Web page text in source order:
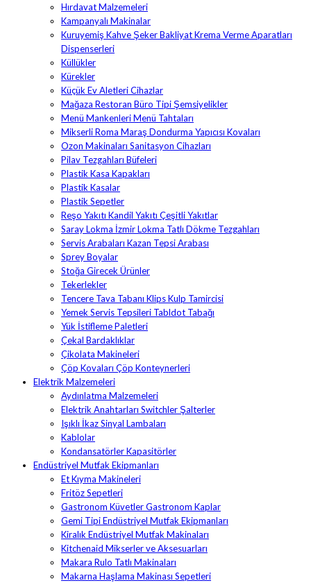
Hırdavat Malzemeleri
Kampanyalı Makinalar
Kuruyemiş Kahve Şeker Bakliyat Krema Verme Aparatları
Dispenserleri
Küllükler
Kürekler
Küçük Ev Aletleri Cihazlar
Mağaza Restoran Büro Tipi Şemsiyelikler
Menü Mankenleri Menü Tahtaları
Mikserli Roma Maraş Dondurma Yapıcısı Kovaları
Ozon Makinaları Sanitasyon Cihazları
Pilav Tezgahları Büfeleri
Plastik Kasa Kapakları
Plastik Kasalar
Plastik Sepetler
Reşo Yakıtı Kandil Yakıtı Çeşitli Yakıtlar
Saray Lokma İzmir Lokma Tatlı Dökme Tezgahları
Servis Arabaları Kazan Tepsi Arabası
Sprey Boyalar
Stoğa Girecek Ürünler
Tekerlekler
Tencere Tava Tabanı Klips Kulp Tamircisi
Yemek Servis Tepsileri Tabldot Tabağı
Yük İstifleme Paletleri
Çekal Bardaklıklar
Çikolata Makineleri
Çöp Kovaları Çöp Konteynerleri
Elektrik Malzemeleri
Aydınlatma Malzemeleri
Elektrik Anahtarları Switchler Şalterler
Işıklı İkaz Sinyal Lambaları
Kablolar
Kondansatörler Kapasitörler
Endüstriyel Mutfak Ekipmanları
Et Kıyma Makineleri
Fritöz Sepetleri
Gastronom Küvetler Gastronom Kaplar
Gemi Tipi Endüstriyel Mutfak Ekipmanları
Kiralık Endüstriyel Mutfak Makinaları
Kitchenaid Mikserler ve Aksesuarları
Makara Rulo Tatlı Makinaları
Makarna Haşlama Makinası Sepetleri